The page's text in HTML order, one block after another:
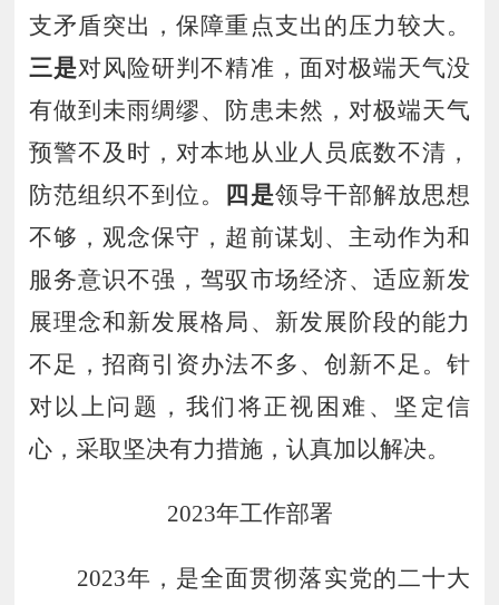
支矛盾突出，保障重点支出的压力较大。
三是对风险研判不精准，面对极端天气没
有做到未雨绸缪、防患未然，对极端天气
预警不及时，对本地从业人员底数不清，
防范组织不到位。
四是领导干部解放思想
不够，观念保守，超前谋划、主动作为和
服务意识不强，驾驭市场经济、适应新发
展理念和新发展格局、新发展阶段的能力
不足，招商引资办法不多 、创新不足。 针
对以上问题，我们将正视困难、坚定信
心，采取坚决有力措施，认真加以解决。
2023年工作部署
2023年，是全面贯彻落实党的二十大